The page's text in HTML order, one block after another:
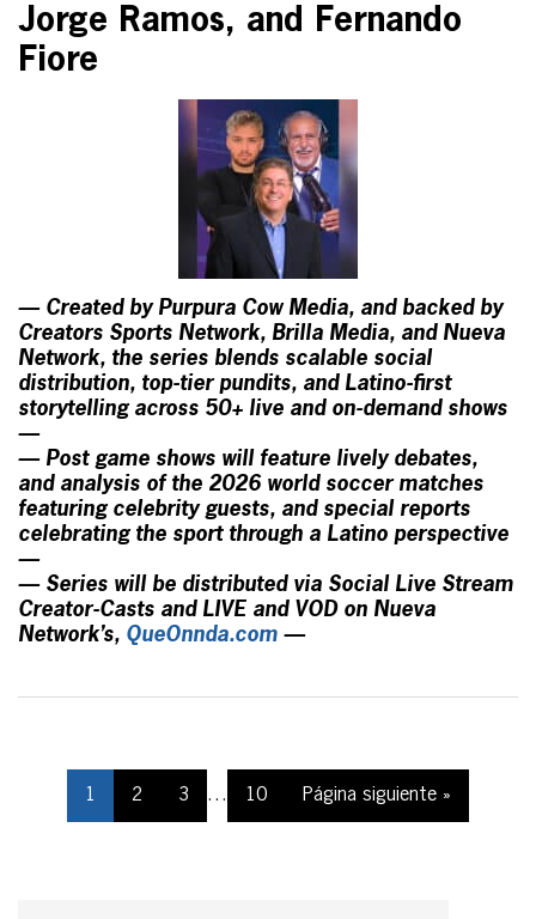
Jorge Ramos, and Fernando
Fiore
— Created by Purpura Cow Media, and backed by
Creators Sports Network, Brilla Media, and Nueva
Network, the series blends scalable social
distribution, top-tier pundits, and Latino-first
storytelling across 50+ live and on-demand shows
—
— Post game shows will feature lively debates,
and analysis of the 2026 world soccer matches
featuring celebrity guests, and special reports
celebrating the sport through a Latino perspective
—
— Series will be distributed via Social Live Stream
Creator-Casts and LIVE and VOD on Nueva
Network’s, QueOnnda.com —
1 2 3 … 10 Página siguiente »